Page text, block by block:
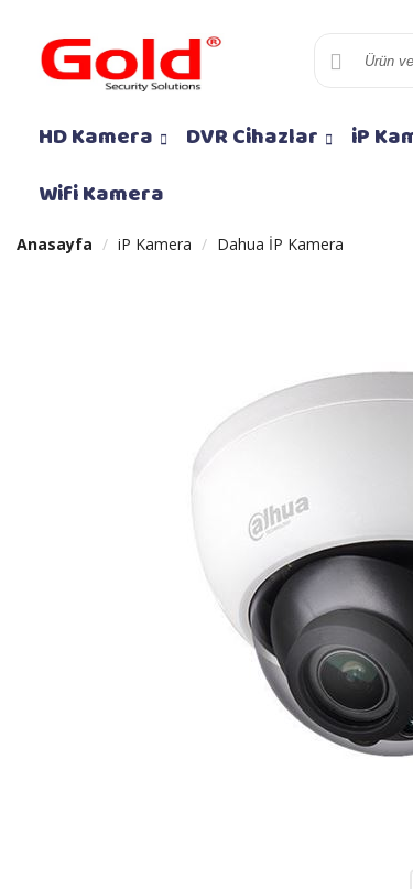
HD Kamera DVR Cihazlar iP
Wifi Kamera
Anasayfa iP Kamera Dahua İP Kamera